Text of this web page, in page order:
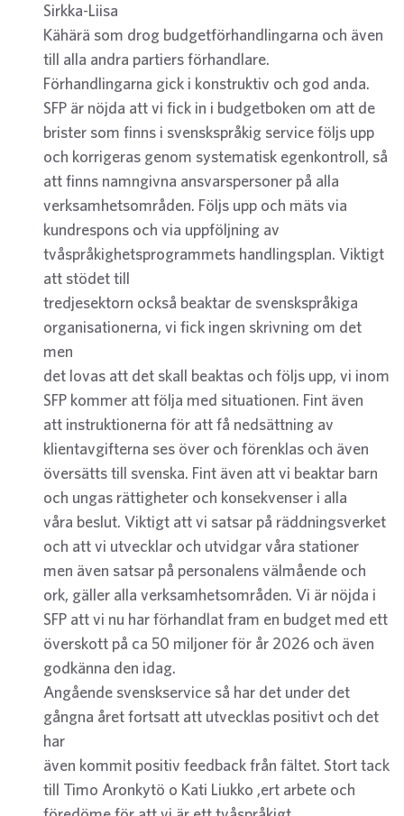
Sirkka-Liisa
Kähärä som drog budgetförhandlingarna och även
till alla andra partiers förhandlare.
Förhandlingarna gick i konstruktiv och god anda.
SFP är nöjda att vi fick in i budgetboken om att de
brister som finns i svenskspråkig service följs upp
och korrigeras genom systematisk egenkontroll, så
att finns namngivna ansvarspersoner på alla
verksamhetsområden. Följs upp och mäts via
kundrespons och via uppföljning av
tvåspråkighetsprogrammets handlingsplan. Viktigt
att stödet till
tredjesektorn också beaktar de svenskspråkiga
organisationerna, vi fick ingen skrivning om det
men
det lovas att det skall beaktas och följs upp, vi inom
SFP kommer att följa med situationen. Fint även
att instruktionerna för att få nedsättning av
klientavgifterna ses över och förenklas och även
översätts till svenska. Fint även att vi beaktar barn
och ungas rättigheter och konsekvenser i alla
våra beslut. Viktigt att vi satsar på räddningsverket
och att vi utvecklar och utvidgar våra stationer
men även satsar på personalens välmående och
ork, gäller alla verksamhetsområden. Vi är nöjda i
SFP att vi nu har förhandlat fram en budget med ett
överskott på ca 50 miljoner för år 2026 och även
godkänna den idag.
Angående svenskservice så har det under det
gångna året fortsatt att utvecklas positivt och det
har
även kommit positiv feedback från fältet. Stort tack
till Timo Aronkytö o Kati Liukko ,ert arbete och